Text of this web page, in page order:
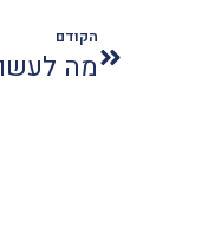
הקודם
מה